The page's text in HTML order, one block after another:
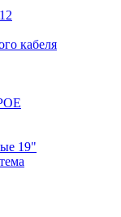
кабеля
19"